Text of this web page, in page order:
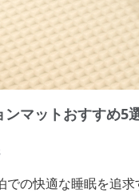
ンマットおすすめ5
での快適な睡眠を追